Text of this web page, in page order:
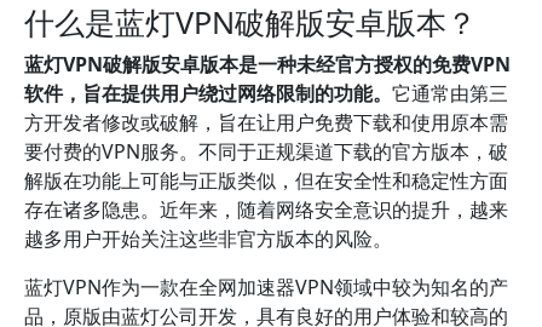
什么是蓝灯VPN破解版安卓版本？
蓝灯VPN破解版安卓版本是一种未经官方授权的免费VPN
软件，旨在提供用户绕过网络限制的功能。 它通常由第三
方开发者修改或破解，旨在让用户免费下载和使用原本需
要付费的VPN服务。不同于正规渠道下载的官方版本，破
解版在功能上可能与正版类似，但在安全性和稳定性方面
存在诸多隐患。近年来，随着网络安全意识的提升，越来
越多用户开始关注这些非官方版本的风险。
蓝灯VPN作为一款在全网加速器VPN领域中较为知名的产
品，原版由蓝灯公司开发，具有良好的用户体验和较高的